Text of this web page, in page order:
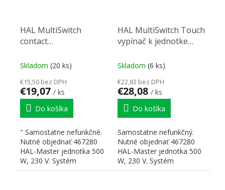
HAL MultiSwitch
contact
vyp.k jednotke Master
Skladom (20 ks)
€15,50 bez DPH
€19,07 / ks
Do košíka
" Samostatne nefunkčné.
Nutné objednať 467280
HAL-Master jednotka 500
W, 230 V. Systém
ovládania napätia 230 V.
HAL MultiSwitch Touch
vypínač k jednotke
Skladom (6 ks)
€22,83 bez DPH
€28,08 / ks
Do košíka
Samostatne nefunkčný.
Nutné objednať 467280
HAL-Master jednotka 500
W, 230 V. Systém
ovládania napätia 230 V.